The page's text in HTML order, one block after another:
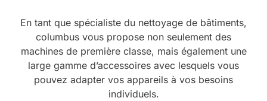
En tant que spécialiste du nettoyage de bâtiments,
columbus vous propose non seulement des
machines de première classe, mais également une
large gamme d’accessoires avec lesquels vous
pouvez adapter vos appareils à vos besoins
individuels.